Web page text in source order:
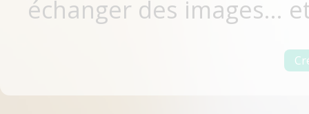
échanger des images...